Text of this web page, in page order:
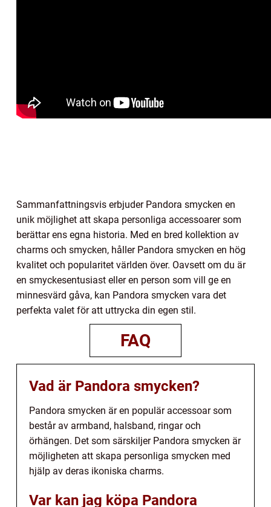
Sammanfattningsvis erbjuder Pandora smycken en
unik möjlighet att skapa personliga accessoarer som
berättar ens egna historia. Med en bred kollektion av
charms och smycken, håller Pandora smycken en hög
kvalitet och popularitet världen över. Oavsett om du är
en smyckesentusiast eller en person som vill ge en
minnesvärd gåva, kan Pandora smycken vara det
perfekta valet för att uttrycka din egen stil.
FAQ
Vad är Pandora smycken?
Pandora smycken är en populär accessoar som
består av armband, halsband, ringar och
örhängen. Det som särskiljer Pandora smycken är
möjligheten att skapa personliga smycken med
hjälp av deras ikoniska charms.
Var kan jag köpa Pandora